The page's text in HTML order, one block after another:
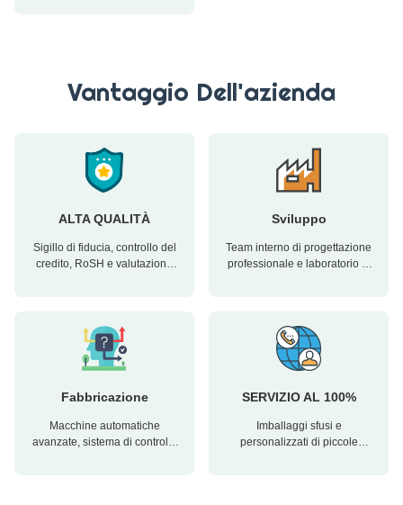
Vantaggio Dell'azienda
ALTA QUALITÀ
Sigillo di fiducia, controllo del
credito, RoSH e valutazione
qualità e un laboratorio di
prova professionale.
Sviluppo
Team interno di progettazione
professionale e laboratorio di
avete bisogno.
Fabbricazione
Macchine automatiche
avanzate, sistema di controllo
SERVIZIO AL 100%
Imballaggi sfusi e
personalizzati di piccole